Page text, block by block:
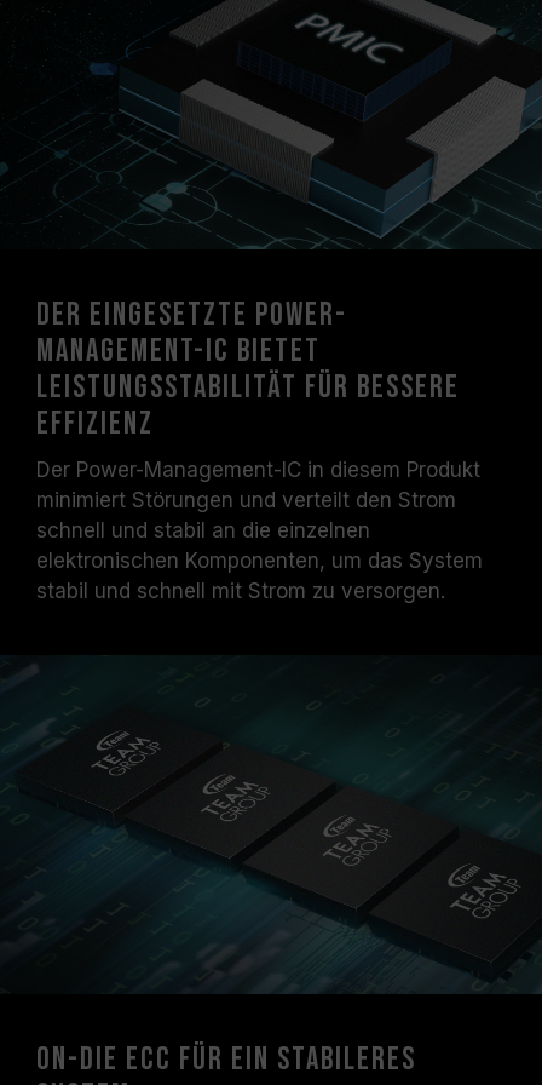
Der eingesetzte Power-
Management-IC bietet
Leistungsstabilität für bessere
Effizienz
Der Power-Management-IC in diesem Produkt
minimiert Störungen und verteilt den Strom
schnell und stabil an die einzelnen
elektronischen Komponenten, um das System
stabil und schnell mit Strom zu versorgen.
On-die ECC für ein stabileres